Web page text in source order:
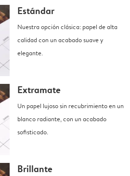
Estándar
Nuestra opción clásica: papel de alta
calidad con un acabado suave y
elegante.
Extramate
Un papel lujoso sin recubrimiento en un
blanco radiante, con un acabado
sofisticado.
Brillante